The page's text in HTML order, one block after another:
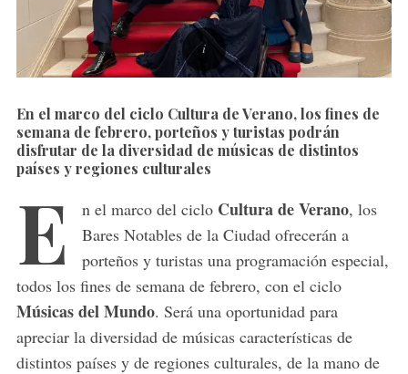
En el marco del ciclo Cultura de Verano, los fines de
semana de febrero, porteños y turistas podrán
disfrutar de la diversidad de músicas de distintos
países y regiones culturales
E n el marco del ciclo Cultura de Verano, los
Bares Notables de la Ciudad ofrecerán a
porteños y turistas una programación especial,
todos los fines de semana de febrero, con el ciclo
Músicas del Mundo. Será una oportunidad para
apreciar la diversidad de músicas características de
distintos países y de regiones culturales, de la mano de